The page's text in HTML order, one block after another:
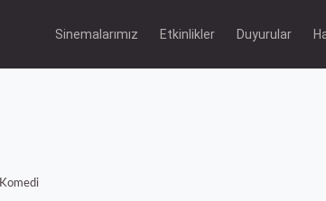
Sinemalarımız Etkinlikler Duyurular
Komedi